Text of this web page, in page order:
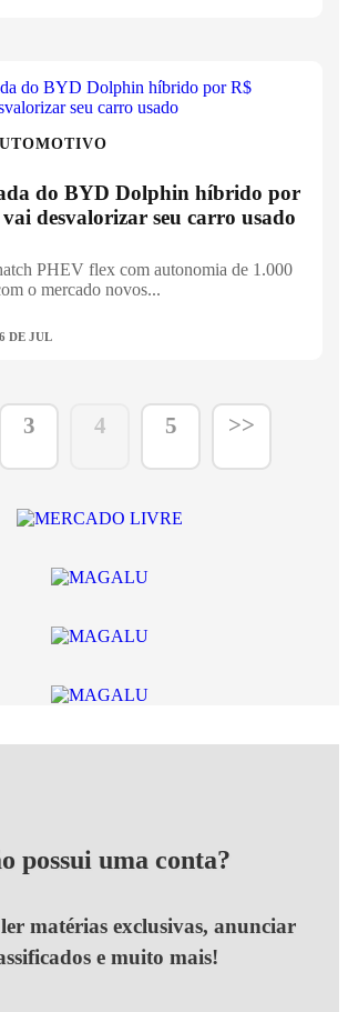
do BYD Dolphin híbrido por
desvalorizar seu carro usado
PHEV flex com autonomia de 1.000
o mercado novos...
DE JUL
3 4 5 >>
possui uma conta?
matérias exclusivas, anunciar
e muito mais!